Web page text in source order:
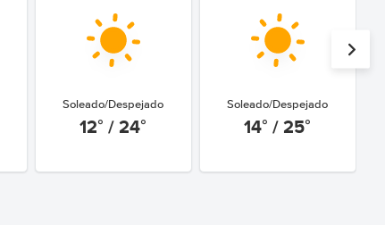
Soleado/Despejado
12° / 24°
Soleado/Despejado
14° / 25°